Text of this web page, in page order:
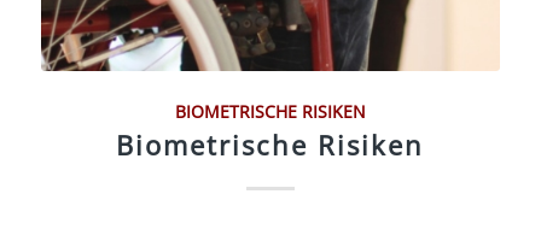
BIOMETRISCHE RISIKEN
Biometrische Risiken